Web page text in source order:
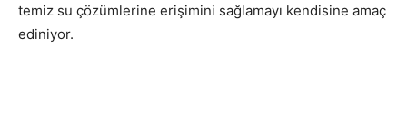
temiz su çözümlerine erişimini sağlamayı kendisine amaç
ediniyor.